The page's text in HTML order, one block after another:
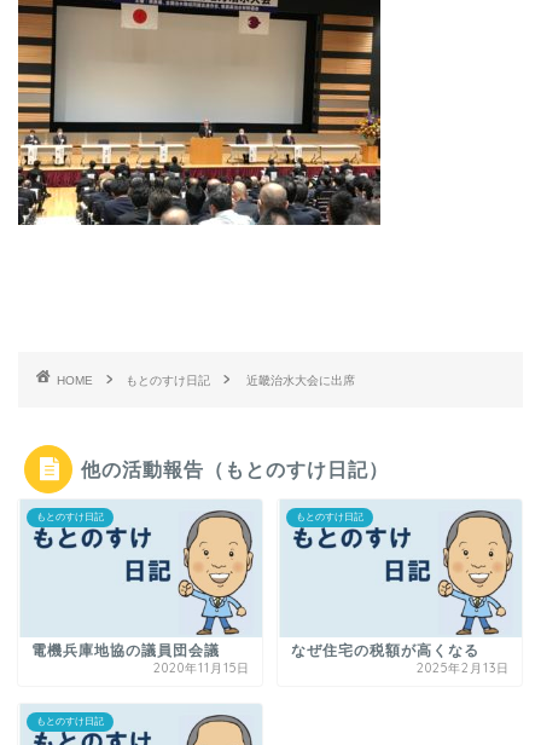
HOME もとのすけ日記 近畿治水大会に出席
他の活動報告（もとのすけ日記）
もとのすけ日記
電機兵庫地協の議員団会議
2020年11月15日
もとのすけ日記
なぜ住宅の税額が高くなる
2025年2月13日
もとのすけ日記